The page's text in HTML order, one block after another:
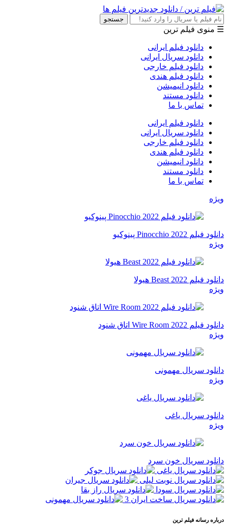
جستجو
☰ منوی فیلم ترین
دانلود فیلم ایرانی
دانلود سریال ایرانی
دانلود فیلم خارجی
دانلود فیلم هندی
دانلود انیمیشن
دانلود مستند
تماس با ما
دانلود فیلم ایرانی
دانلود سریال ایرانی
دانلود فیلم خارجی
دانلود فیلم هندی
دانلود انیمیشن
دانلود مستند
تماس با ما
ویژه
دانلود فیلم Pinocchio 2022 پینوکیو
ویژه
دانلود فیلم Beast 2022 هیولا
ویژه
دانلود فیلم Wire Room 2022 اتاق شنود
ویژه
دانلود سریال مهمونی
ویژه
دانلود سریال یاغی
ویژه
دانلود سریال خون سرد
درباره رسانه فيلم ترين